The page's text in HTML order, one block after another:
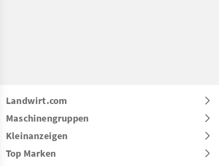
Landwirt.com
Maschinengruppen
Kleinanzeigen
Top Marken